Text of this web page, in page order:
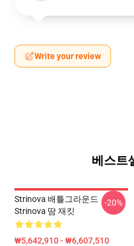
Write your review
베스트
Strinova 배틀그라운드
Strinova 땀 재킷
₩5,642,910 - ₩6,607,510
-20%